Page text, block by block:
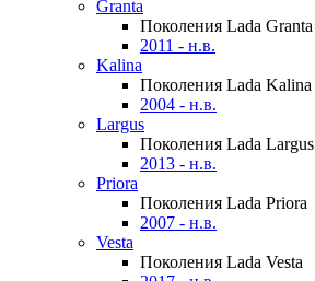
Granta
Поколения Lada Granta
2011 - н.в.
Kalina
Поколения Lada Kalina
2004 - н.в.
Largus
Поколения Lada Largus
2013 - н.в.
Priora
Поколения Lada Priora
2007 - н.в.
Vesta
Поколения Lada Vesta